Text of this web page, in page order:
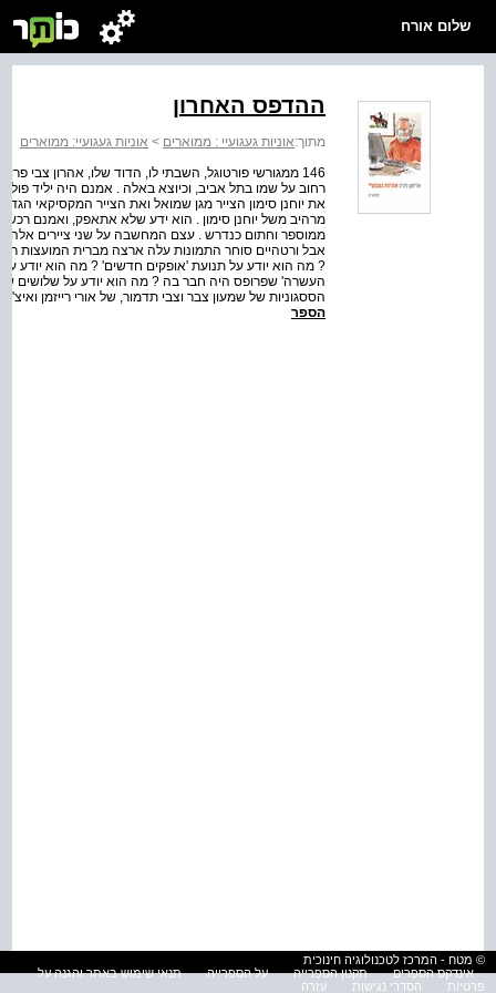
שלום אורח
ההדפס האחרון
מתוך:אוניות געגועיי : ממוארים > אוניות געגועיי: ממוארים
146 ממגורשי פורטוגל, השבתי לו, הדוד שלו, אהרון צבי
רחוב על שמו בתל אביב, וכיוצא באלה . אמנם היה יליד
את יוחנן סימון הצייר מגן שמואל ואת הצייר המקסיקאי
מרהיב משל יוחנן סימון . הוא ידע שלא אתאפק, ואמנם
ממוספר וחתום כנדרש . עצם המחשבה על שני ציירים אלה,
אבל ורטהיים סוחר התמונות עלה ארצה מברית המועצות
? מה הוא יודע על תנועת 'אופקים חדשים' ? מה הוא יודע
העשרה' שפרופס היה חבר בה ? מה הוא יודע על שלושים
הססגוניות של שמעון צבר וצבי תדמור, של אורי רייזמן
הספר
© מטח - המרכז לטכנולוגיה חינוכית
אינדקס הספרים
תקנון הספרייה על הספרייה
תנאי שימוש באתר והגנה על
פרטיות
הסדרי נגישות עזרה